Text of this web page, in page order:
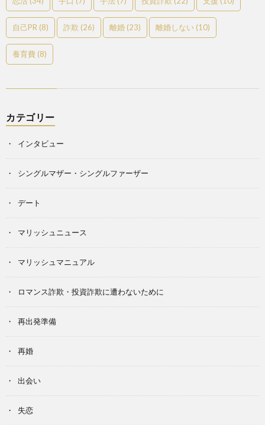
自己PR (8) 詐欺 (26) 離婚 (23) 離婚しない (10)
養育費 (8)
カテゴリー
インタビュー
シングルマザー・シングルファーザー
デート
マリッシュニュース
マリッシュマニュアル
ロマンス詐欺・投資詐欺に遭わないために
再出発準備
再婚
出会い
失恋